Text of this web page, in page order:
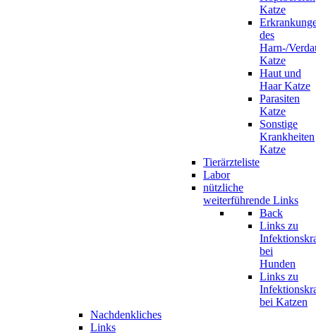
Katze
des
Harn-/
Katze
Haut und
Haar Katze
Parasiten
Katze
Sonstige
Krankheiten
Katze
Tierärzteliste
Labor
nützliche
weiterführende Links
Back
Links zu
bei
Hunden
Links zu
bei Katzen
Nachdenkliches
Links